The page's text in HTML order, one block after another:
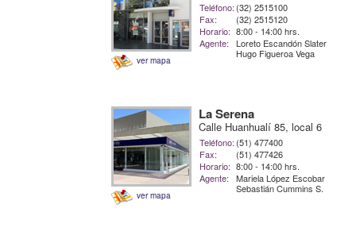
ver mapa
Teléfono: (32) 2515100
Fax:
(32) 2515120
Horario: 8:00 - 14:00 hrs.
Agente:
Loreto Escandón Slater
Hugo Figueroa Vega
ver mapa
La Serena
Calle Huanhualí 85, local 6
Teléfono: (51) 477400
Fax:
(51) 477426
Horario: 8:00 - 14:00 hrs.
Agente:
Mariela López Escobar
Sebastián Cummins S.